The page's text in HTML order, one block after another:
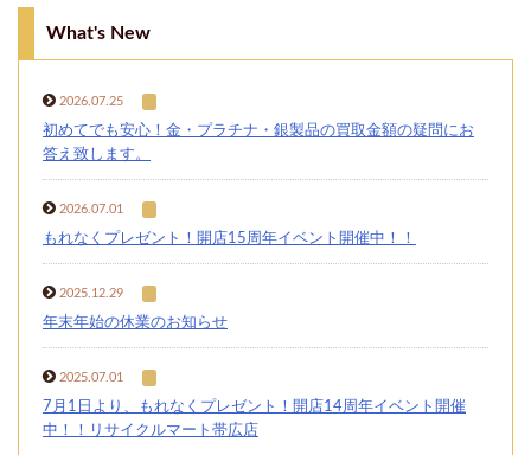
What's New
2026.07.25
初めてでも安心！金・プラチナ・銀製品の買取金額の疑問にお
答え致します。
2026.07.01
もれなくプレゼント！開店15周年イベント開催中！！
2025.12.29
年末年始の休業のお知らせ
2025.07.01
7月1日より、もれなくプレゼント！開店14周年イベント開催
中！！リサイクルマート帯広店